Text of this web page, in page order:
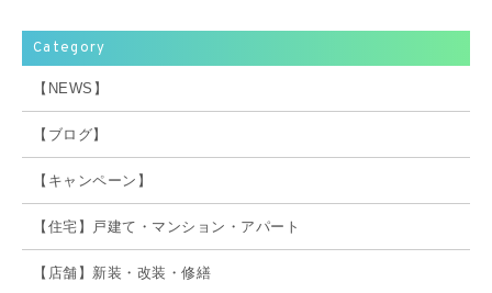
Category
【NEWS】
【ブログ】
【キャンペーン】
【住宅】戸建て・マンション・アパート
【店舗】新装・改装・修繕